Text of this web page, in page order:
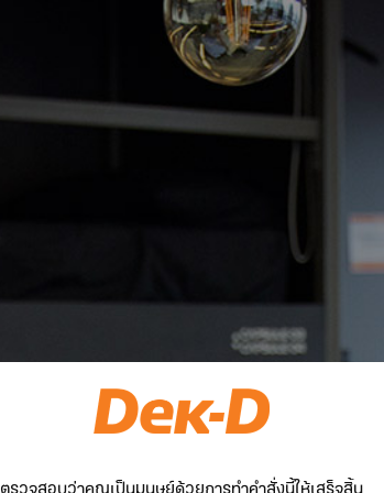
ตรวจสอบว่าคุณเป็นมนุษย์ด้วยการทำคำสั่งนี้ให้เสร็จสิ้น